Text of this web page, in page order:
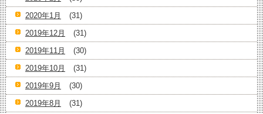
2020年1月
(31)
2019年12月
(31)
2019年11月
(30)
2019年10月
(31)
2019年9月
(30)
2019年8月
(31)